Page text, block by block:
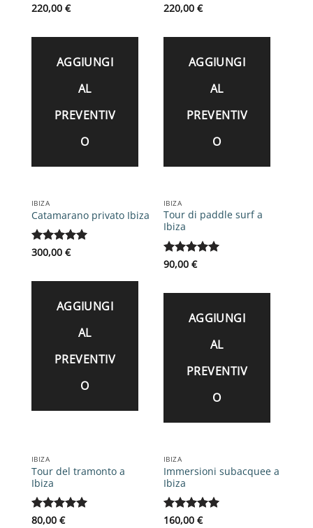
Valutato
220,00 €
AGGIUNGI
AL
PREVENTIV
O
Valutato
220,00 €
AGGIUNGI
AL
PREVENTIV
O
IBIZA
Catamarano privato Ibiza
Valutato
300,00 €
AGGIUNGI
AL
PREVENTIV
O
IBIZA
Tour di paddle surf a
Ibiza
Valutato
90,00 €
AGGIUNGI
AL
PREVENTIV
O
IBIZA
Tour del tramonto a
Ibiza
Valutato
80,00 €
IBIZA
Immersioni subacquee a
Ibiza
Valutato
160,00 €